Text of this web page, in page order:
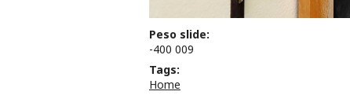
Peso slide:
-400 009
Tags:
Home